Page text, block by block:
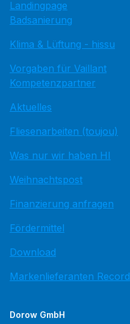
Landingpage
Badsanierung
Klima & Lüftung - hissu
Vorgaben für Vaillant
Kompetenzpartner
Aktuelles
Fliesenarbeiten (toujou)
Was nur wir haben HI
Weihnachtspost
Finanzierung anfragen
Fördermittel
Download
Markenlieferanten Record
Dorow GmbH